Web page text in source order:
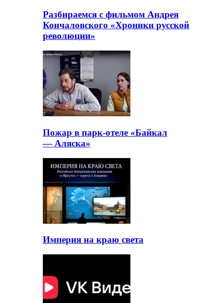
Разбираемся с фильмом Андрея
Кончаловского «Хроники русской
революции»
Пожар в парк-отеле «Байкал
— Аляска»
Империя на краю света